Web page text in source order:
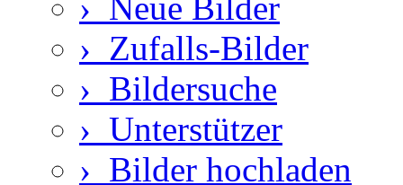
› Neue Bilder
› Zufalls-Bilder
› Bildersuche
› Unterstützer
› Bilder hochladen